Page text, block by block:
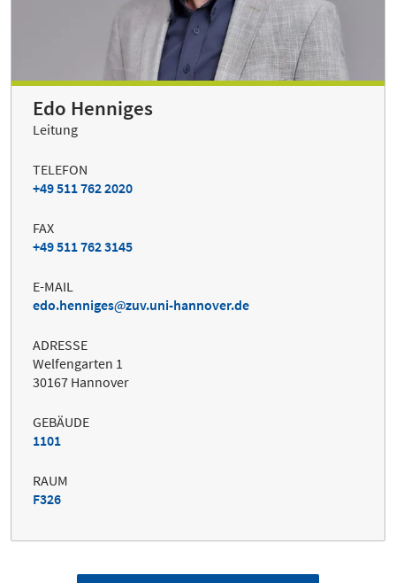
Edo Henniges
Leitung
TELEFON
+49 511 762 2020
FAX
+49 511 762 3145
E-MAIL
edo.henniges
zuv.uni-hannover.de
ADRESSE
Welfengarten 1
30167 Hannover
GEBÄUDE
1101
RAUM
F326